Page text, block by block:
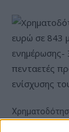
ευρώ σε 843